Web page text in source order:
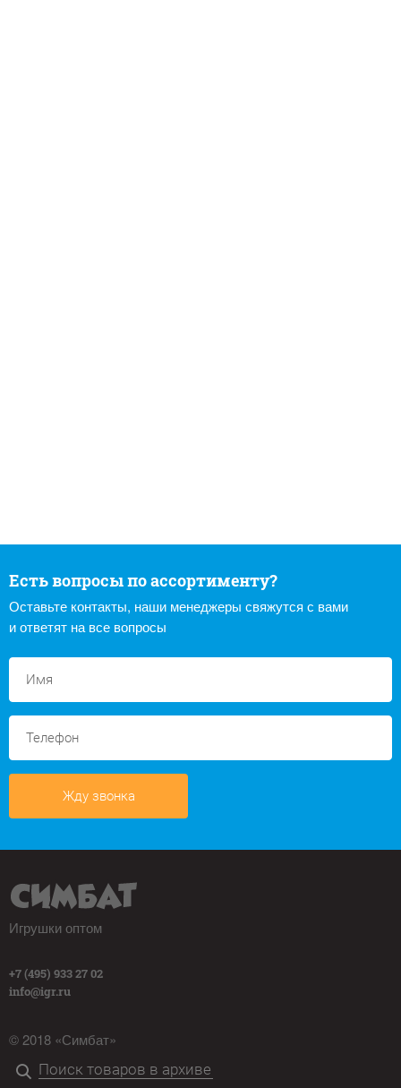
Есть вопросы по ассортименту?
Оставьте контакты, наши менеджеры свяжутся с вами
и ответят на все вопросы
Жду звонка
Игрушки оптом
+7 (495) 933 27 02
info@igr.ru
© 2018 «Симбат»